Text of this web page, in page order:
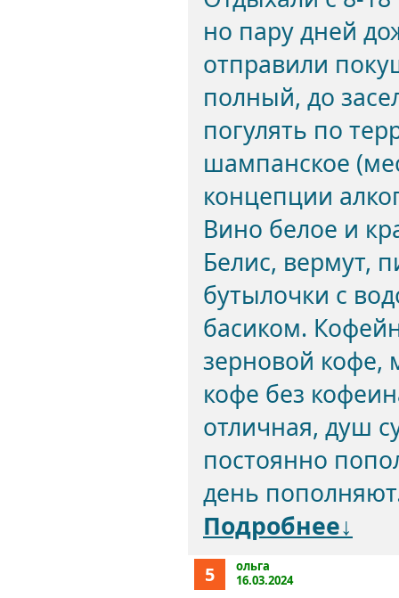
но пару дней
отправили
полный, до
погулять по
шампанское
концепции
Вино белое и
Белис, вермут,
бутылочки с
басиком.
зерновой кофе,
кофе без
отличная, душ
постоянно
день
Подробнее↓
5
ольга
16.03.2024